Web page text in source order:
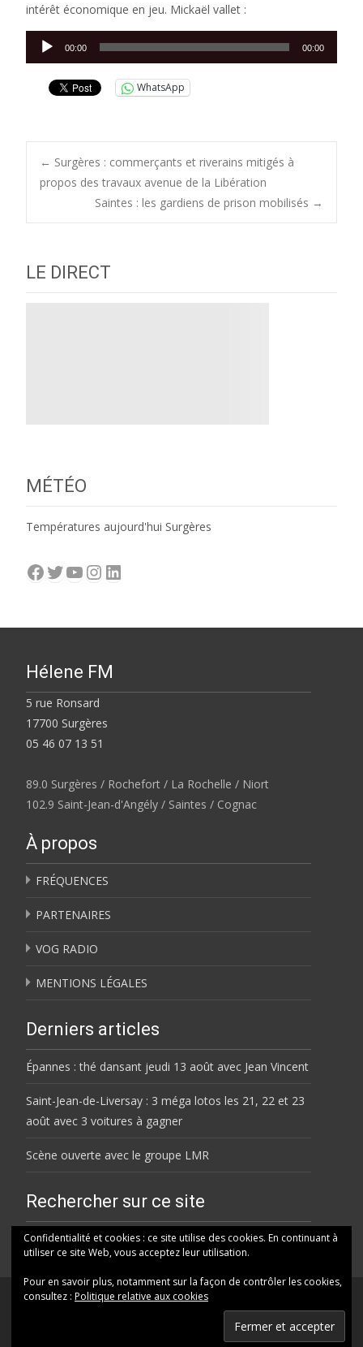
intérêt économique en jeu. Mickaël vallet :
Lecteur
audio
00:00 00:00
WhatsApp
Post
navigation
← Surgères : commerçants et riverains mitigés à
propos des travaux avenue de la Libération
Saintes : les gardiens de prison mobilisés →
LE DIRECT
MÉTÉO
Températures aujourd'hui Surgères
Facebook
Twitter
YouTube
Instagram
LinkedIn
Hélene FM
5 rue Ronsard
17700 Surgères
05 46 07 13 51
89.0 Surgères / Rochefort / La Rochelle / Niort
102.9 Saint-Jean-d'Angély / Saintes / Cognac
À propos
FRÉQUENCES
PARTENAIRES
VOG RADIO
MENTIONS LÉGALES
Derniers articles
Épannes : thé dansant jeudi 13 août avec Jean Vincent
Saint-Jean-de-Liversay : 3 méga lotos les 21, 22 et 23
août avec 3 voitures à gagner
Scène ouverte avec le groupe LMR
Rechercher sur ce site
Rechercher
Confidentialité et cookies : ce site utilise des cookies. En continuant à
utiliser ce site Web, vous acceptez leur utilisation.
Pour en savoir plus, notamment sur la façon de contrôler les cookies,
consultez : Politique relative aux cookies